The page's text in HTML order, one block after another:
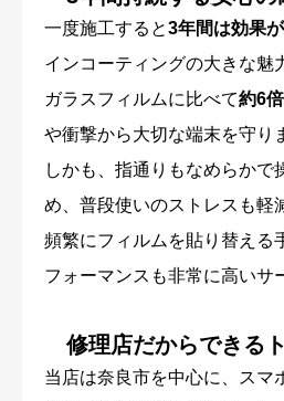
一度施工すると3年間は効果
インコーティングの大きな魅
ガラスフィルムに比べて約6
や衝撃から大切な端末を守り
しかも、指通りもなめらかで
め、普段使いのストレスも軽
頻繁にフィルムを貼り替える
フォーマンスも非常に高いサ
修理店だからできる
当店は奈良市を中心に、スマ